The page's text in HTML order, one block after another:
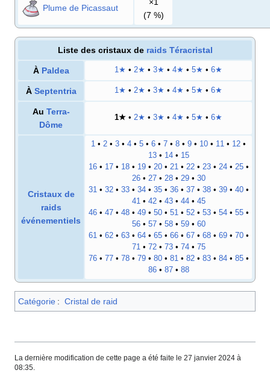
Plume de Picassaut
(7 %)
Liste des cristaux de raids Téracristal
À Paldea 1★ • 2★ • 3★ • 4★ • 5★ • 6★
À Septentria 1★ • 2★ • 3★ • 4★ • 5★ • 6★
Au Terra-
Dôme
1★ • 2★ • 3★ • 4★ • 5★ • 6★
Cristaux de
raids
événementiels
1 • 2 • 3 • 4 • 5 • 6 • 7 • 8 • 9 • 10 • 11 • 12 •
13• 14• 15
16• 17• 18• 19• 20• 21• 22• 23• 24• 25•
26• 27• 28• 29• 30
31• 32• 33• 34• 35• 36• 37• 38• 39• 40•
41• 42• 43• 44• 45
46• 47• 48• 49• 50• 51• 52• 53• 54• 55•
56• 57• 58• 59• 60
61• 62• 63• 64• 65• 66• 67• 68• 69• 70•
71• 72• 73• 74• 75
76• 77• 78• 79• 80• 81• 82• 83• 84• 85•
86• 87• 88
Catégorie : Cristal de raid
La dernière modification de cette page a été faite le 27 janvier 2024 à
08:35.